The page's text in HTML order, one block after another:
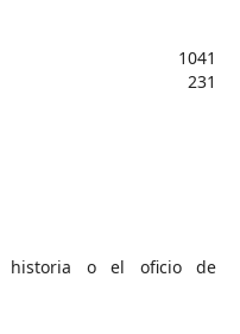
1041
231
historia o el oficio de